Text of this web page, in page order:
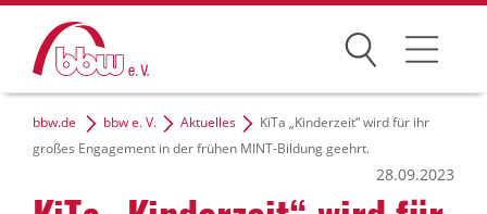
Suchen
Der bbw e. V.
bbw.de bbw e. V. Aktuelles
KiTa „Kinderzeit“ wird für ihr
großes Engagement in der frühen MINT-Bildung geehrt.
28.09.2023